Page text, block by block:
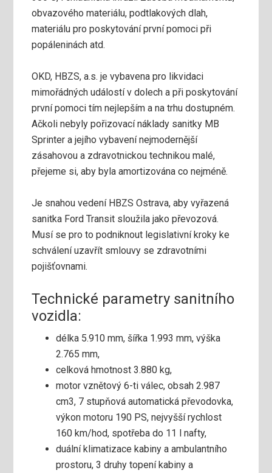
obvazového materiálu, podtlakových dlah,
materiálu pro poskytování první pomoci při
popáleninách atd.
OKD, HBZS, a.s. je vybavena pro likvidaci
mimořádných událostí v dolech a při poskytování
první pomoci tím nejlepším a na trhu dostupném.
Ačkoli nebyly pořizovací náklady sanitky MB
Sprinter a jejího vybavení nejmodernější
zásahovou a zdravotnickou technikou malé,
přejeme si, aby byla amortizována co nejméně.
Je snahou vedení HBZS Ostrava, aby vyřazená
sanitka Ford Transit sloužila jako převozová.
Musí se pro to podniknout legislativní kroky ke
schválení uzavřít smlouvy se zdravotními
pojišťovnami.
Technické parametry sanitního
vozidla:
délka 5.910 mm, šířka 1.993 mm, výška
2.765 mm,
celková hmotnost 3.880 kg,
motor vznětový 6-ti válec, obsah 2.987
cm3, 7 stupňová automatická převodovka,
výkon motoru 190 PS, nejvyšší rychlost
160 km/hod, spotřeba do 11 l nafty,
duální klimatizace kabiny a ambulantního
prostoru, 3 druhy topení kabiny a